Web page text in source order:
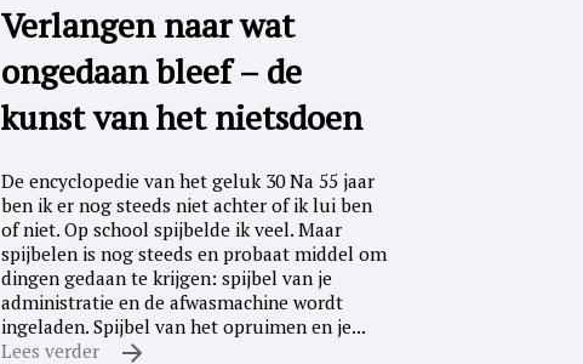
Verlangen naar wat
ongedaan bleef – de
kunst van het nietsdoen
De encyclopedie van het geluk 30 Na 55 jaar
ben ik er nog steeds niet achter of ik lui ben
of niet. Op school spijbelde ik veel. Maar
spijbelen is nog steeds en probaat middel om
dingen gedaan te krijgen: spijbel van je
administratie en de afwasmachine wordt
ingeladen. Spijbel van het opruimen en je...
Lees verder